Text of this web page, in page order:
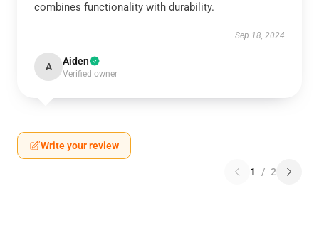
combines functionality with durability.
Sep 18, 2024
A Aiden
Verified owner
Write your review
1 / 2